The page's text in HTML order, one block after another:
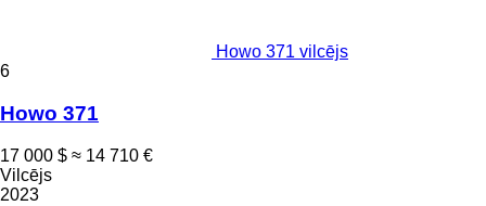
Howo 371 vilcējs
6
Howo 371
17 000 $ ≈ 14 710 €
Vilcējs
2023